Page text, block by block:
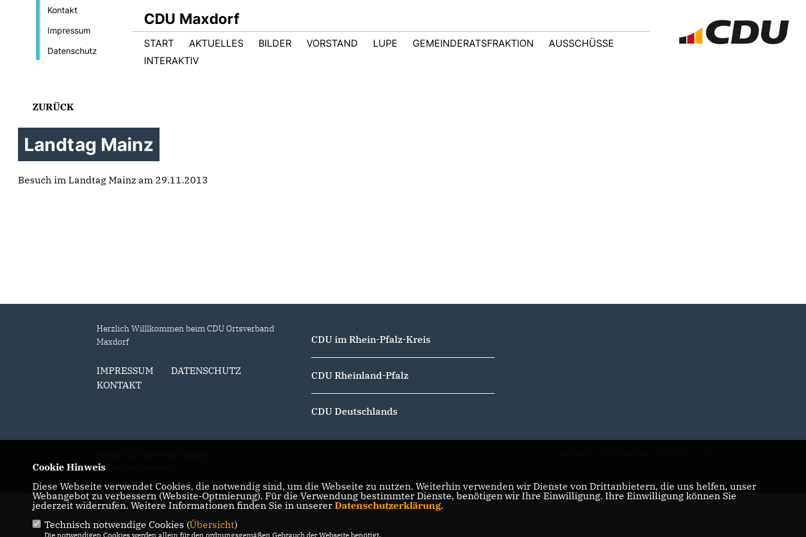
Kontakt
Impressum
Datenschutz
CDU Maxdorf
START AKTUELLES BILDER VORSTAND LUPE GEMEINDERATSFRAKTION
AUSSCHÜSSE
INTERAKTIV
ZURÜCK
Landtag Mainz
Besuch im Landtag Mainz am 29.11.2013
Herzlich Willlkommen beim CDU Ortsverband
Maxdorf
IMPRESSUM
DATENSCHUTZ
KONTAKT
CDU im Rhein-Pfalz-Kreis
CDU Rheinland-Pfalz
CDU Deutschlands
Alle Rechte vorbehalten.
Cookie Hinweis
Diese Webseite verwendet Cookies, die notwendig sind, um die Webseite zu nutzen. Weiterhin verwenden wir Dienste von Drittanbietern, die uns helfen, unser
Webangebot zu verbessern (Website-Optmierung). Für die Verwendung bestimmter Dienste, benötigen wir Ihre Einwilligung. Ihre Einwilligung können Sie
jederzeit widerrufen. Weitere Informationen finden Sie in unserer Datenschutzerklärung.
Technisch notwendige Cookies (Übersicht)
Die notwendigen Cookies werden allein für den ordnungsgemäßen Gebrauch der Webseite benötigt.